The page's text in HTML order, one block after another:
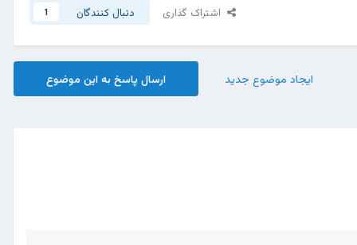
اشتراک گذاری دنبال کنندگان 1
ارسال پاسخ به این موضوع ایجاد موضوع جدید